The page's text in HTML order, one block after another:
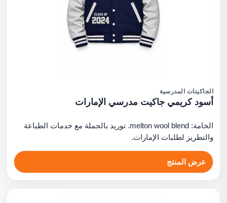
الجاكيتات المدرسية
أسود كريمي جاكيت مدرسي الإمارات
الخامة: melton wool blend. توريد بالجملة مع خدمات الطباعة
والتطريز لطلبات الإمارات.
عرض المنتج